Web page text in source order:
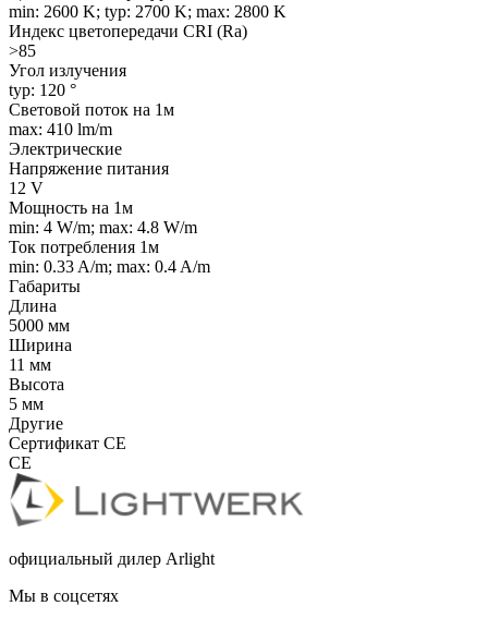
min: 2600 K; typ: 2700 K; max: 2800 K
Индекс цветопередачи CRI (Ra)
>85
Угол излучения
typ: 120 °
Световой поток на 1м
max: 410 lm/m
Электрические
Напряжение питания
12 V
Мощность на 1м
min: 4 W/m; max: 4.8 W/m
Ток потребления 1м
min: 0.33 A/m; max: 0.4 A/m
Габариты
Длина
5000 мм
Ширина
11 мм
Высота
5 мм
Другие
Сертификат CE
CE
официальный дилер Arlight
Мы в соцсетях